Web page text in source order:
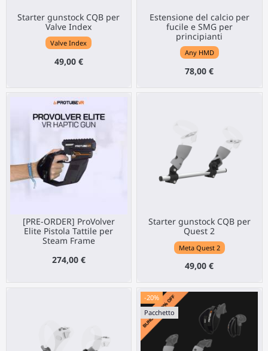
Starter gunstock CQB per
Valve Index
Valve Index
49,00 €
Estensione del calcio per
fucile e SMG per
principianti
Any HMD
78,00 €
[PRE-ORDER] ProVolver
Elite Pistola Tattile per
Steam Frame
274,00 €
Starter gunstock CQB per
Quest 2
Meta Quest 2
49,00 €
-20%
Pacchetto